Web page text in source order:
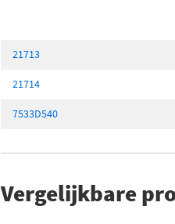
21713
21714
7533D540
Vergelijkbare